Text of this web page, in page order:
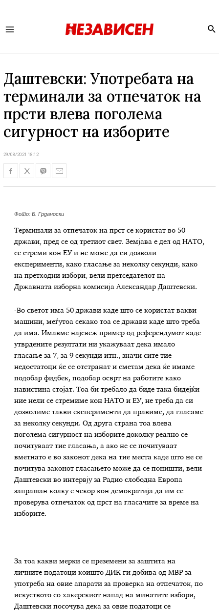
Даштевски: Употребата на
терминали за отпечаток на
прсти влева поголема
сигурност на изборите
29/08/2021 18:12
Фото: Б. Грданоски
Терминали за отпечаток на прст се користат во 50
држави, пред се од третиот свет. Земјава е дел од НАТО,
се стреми кон ЕУ и не може да си дозволи
експерименти, како гласање за неколку секунди, како
на претходни избори, вели претседателот на
Државната изборна комисија Александар Даштевски.
-Во светот има 50 држави каде што се користат вакви
машини, меѓутоа секако тоа се држави каде што треба
да има. Имавме најсвеж пример од референдумот каде
утврдените резултати ни укажуваат дека имало
гласање за 7, за 9 секунди итн., значи сите тие
недостатоци ќе се отстранат и сметам дека ќе имаме
подобар фидбек, подобар осврт на работите како
навистина стојат. Тоа би требало да биде така бидејќи
ние нели се стремиме кон НАТО и ЕУ, не треба да си
дозволиме такви експерименти да правиме, да гласаме
за неколку секунди. Од друга страна тоа влева
поголема сигурност на изборите доколку реално се
почитуваат тие гласања, а ако не се почитуваат
вметнато е во законот дека на тие места каде што не се
почитува законот гласањето може да се поништи, вели
Даштевски во интервју за Радио слободна Европа
запрашан колку е чекор кон демократија да им се
проверува отпечаток од прст на гласачите за време на
изборите.
За тоа какви мерки се преземени за заштита на
личните податоци коишто ДИК ги добива од МВР за
употреба на овие апарати за проверка на отпечаток, по
искуството со хакерскиот напад на минатите избори,
Даштевски посочува дека за овие податоци се